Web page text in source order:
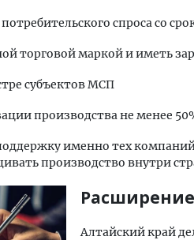
спроса со
торговой маркой и иметь
субъектов МСП
производства не менее
именно тех
производство внутри
Алтайский край